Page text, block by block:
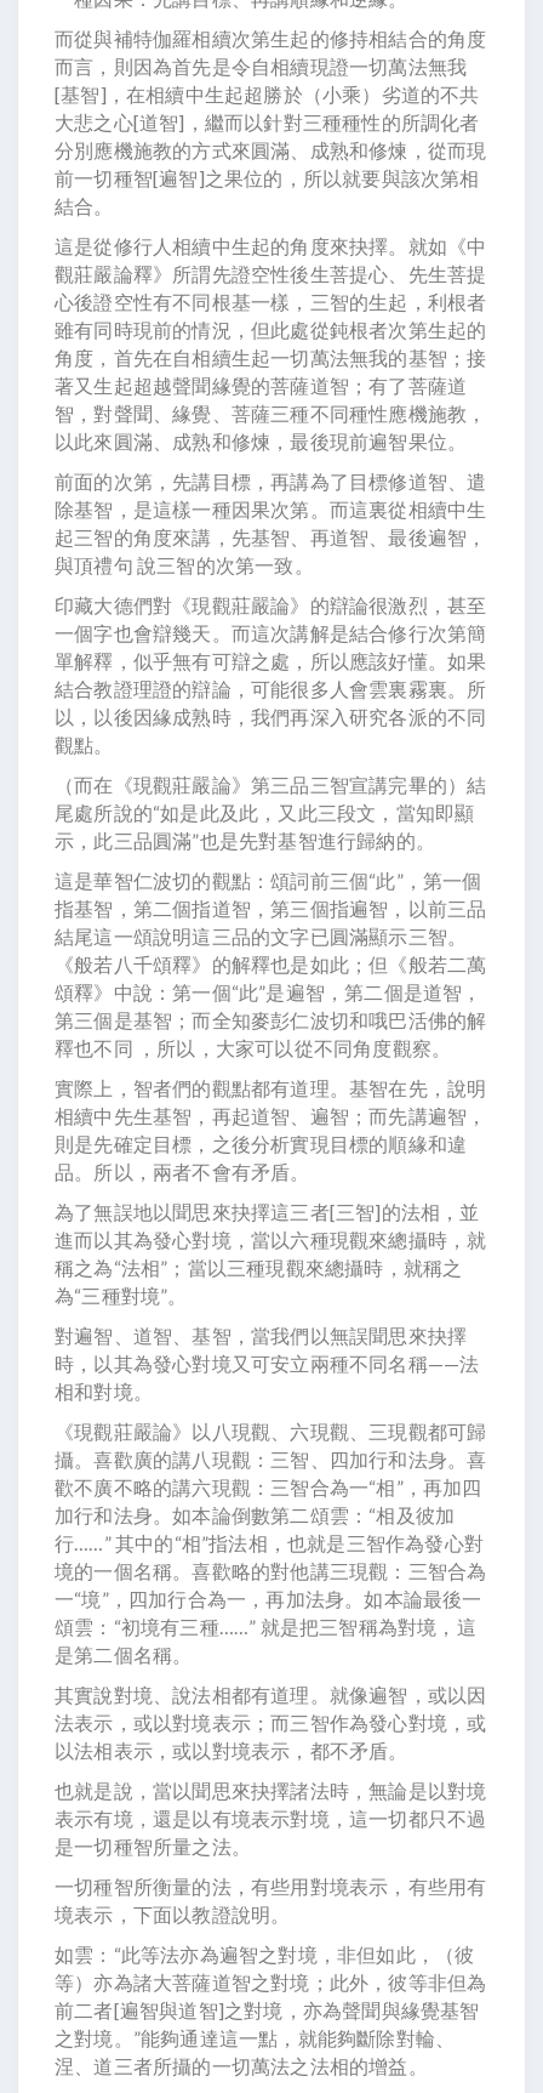
而從與補特伽羅相續次第生起的修持相結合的角度
而言，則因為首先是令自相續現證一切萬法無我
[基智]，在相續中生起超勝於（小乘）劣道的不共
大悲之心[道智]，繼而以針對三種種性的所調化者
分別應機施教的方式來圓滿、成熟和修煉，從而現
前一切種智[遍智]之果位的，所以就要與該次第相
結合。
這是從修行人相續中生起的角度來抉擇。就如《中
觀莊嚴論釋》所謂先證空性後生菩提心、先生菩提
心後證空性有不同根基一樣，三智的生起，利根者
雖有同時現前的情況，但此處從鈍根者次第生起的
角度，首先在自相續生起一切萬法無我的基智；接
著又生起超越聲聞緣覺的菩薩道智；有了菩薩道
智，對聲聞、緣覺、菩薩三種不同種性應機施教，
以此來圓滿、成熟和修煉，最後現前遍智果位。
前面的次第，先講目標，再講為了目標修道智、遣
除基智，是這樣一種因果次第。而這裏從相續中生
起三智的角度來講，先基智、再道智、最後遍智，
與頂禮句 說三智的次第一致。
印藏大德們對《現觀莊嚴論》的辯論很激烈，甚至
一個字也會辯幾天。而這次講解是結合修行次第簡
單解釋，似乎無有可辯之處，所以應該好懂。如果
結合教證理證的辯論，可能很多人會雲裏霧裏。所
以，以後因緣成熟時，我們再深入研究各派的不同
觀點。
（而在《現觀莊嚴論》第三品三智宣講完畢的）結
尾處所說的“如是此及此，又此三段文，當知即顯
示，此三品圓滿”也是先對基智進行歸納的。
這是華智仁波切的觀點：頌詞前三個“此”，第一個
指基智，第二個指道智，第三個指遍智，以前三品
結尾這一頌說明這三品的文字已圓滿顯示三智。
《般若八千頌釋》的解釋也是如此；但《般若二萬
頌釋》中說：第一個“此”是遍智，第二個是道智，
第三個是基智；而全知麥彭仁波切和哦巴活佛的解
釋也不同 ，所以，大家可以從不同角度觀察。
實際上，智者們的觀點都有道理。基智在先，說明
相續中先生基智，再起道智、遍智；而先講遍智，
則是先確定目標，之後分析實現目標的順緣和違
品。所以，兩者不會有矛盾。
為了無誤地以聞思來抉擇這三者[三智]的法相，並
進而以其為發心對境，當以六種現觀來總攝時，就
稱之為“法相”；當以三種現觀來總攝時，就稱之
為“三種對境”。
對遍智、道智、基智，當我們以無誤聞思來抉擇
時，以其為發心對境又可安立兩種不同名稱——法
相和對境。
《現觀莊嚴論》以八現觀、六現觀、三現觀都可歸
攝。喜歡廣的講八現觀：三智、四加行和法身。喜
歡不廣不略的講六現觀：三智合為一“相”，再加四
加行和法身。如本論倒數第二頌雲：“相及彼加
行……” 其中的“相”指法相，也就是三智作為發心對
境的一個名稱。喜歡略的對他講三現觀：三智合為
一“境”，四加行合為一，再加法身。如本論最後一
頌雲：“初境有三種……” 就是把三智稱為對境，這
是第二個名稱。
其實說對境、說法相都有道理。就像遍智，或以因
法表示，或以對境表示；而三智作為發心對境，或
以法相表示，或以對境表示，都不矛盾。
也就是說，當以聞思來抉擇諸法時，無論是以對境
表示有境，還是以有境表示對境，這一切都只不過
是一切種智所量之法。
一切種智所衡量的法，有些用對境表示，有些用有
境表示，下面以教證說明。
如雲：“此等法亦為遍智之對境，非但如此，（彼
等）亦為諸大菩薩道智之對境；此外，彼等非但為
前二者[遍智與道智]之對境，亦為聲聞與緣覺基智
之對境。”能夠通達這一點，就能夠斷除對輪、
涅、道三者所攝的一切萬法之法相的增益。